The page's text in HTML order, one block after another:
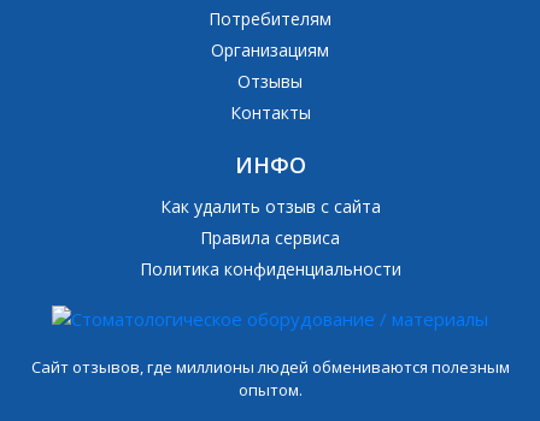
Потребителям
Организациям
Отзывы
Контакты
ИНФО
Как удалить отзыв с сайта
Правила сервиса
Политика конфиденциальности
Сайт отзывов, где миллионы людей обмениваются полезным
опытом.